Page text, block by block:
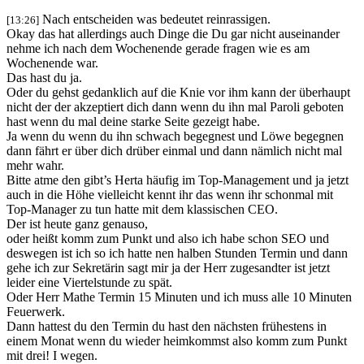
[13:26] Nach entscheiden was bedeutet reinrassigen.
Okay das hat allerdings auch Dinge die Du gar nicht auseinander
nehme ich nach dem Wochenende gerade fragen wie es am
Wochenende war.
Das hast du ja.
Oder du gehst gedanklich auf die Knie vor ihm kann der überhaupt
nicht der der akzeptiert dich dann wenn du ihn mal Paroli geboten
hast wenn du mal deine starke Seite gezeigt habe.
Ja wenn du wenn du ihn schwach begegnest und Löwe begegnen
dann fährt er über dich drüber einmal und dann nämlich nicht mal
mehr wahr.
Bitte atme den gibt’s Herta häufig im Top-Management und ja jetzt
auch in die Höhe vielleicht kennt ihr das wenn ihr schonmal mit
Top-Manager zu tun hatte mit dem klassischen CEO.
Der ist heute ganz genauso,
oder heißt komm zum Punkt und also ich habe schon SEO und
deswegen ist ich so ich hatte nen halben Stunden Termin und dann
gehe ich zur Sekretärin sagt mir ja der Herr zugesandter ist jetzt
leider eine Viertelstunde zu spät.
Oder Herr Mathe Termin 15 Minuten und ich muss alle 10 Minuten
Feuerwerk.
Dann hattest du den Termin du hast den nächsten frühestens in
einem Monat wenn du wieder heimkommst also komm zum Punkt
mit drei! I wegen.